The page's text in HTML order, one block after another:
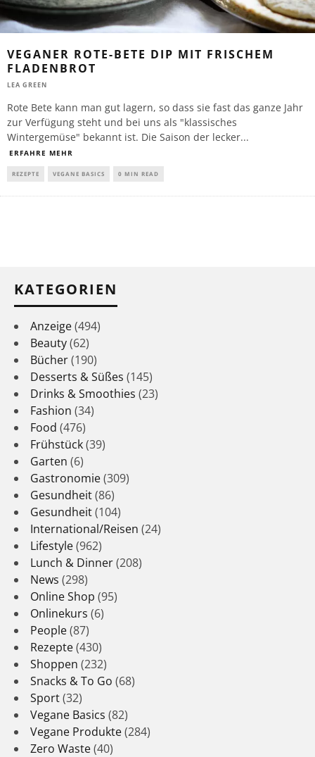
VEGANER ROTE-BETE DIP MIT FRISCHEM
FLADENBROT
LEA GREEN
Rote Bete kann man gut lagern, so dass sie fast das ganze Jahr
zur Verfügung steht und bei uns als "klassisches
Wintergemüse" bekannt ist. Die Saison der lecker...
ERFAHRE MEHR
REZEPTE VEGANE BASICS 0 MIN READ
KATEGORIEN
Anzeige(494)
Beauty(62)
Bücher(190)
Desserts & Süßes (145)
Drinks & Smoothies (23)
Fashion (34)
Food (476)
Frühstück(39)
Garten (6)
Gastronomie(309)
Gesundheit(86)
Gesundheit(104)
International/Reisen (24)
Lifestyle(962)
Lunch & Dinner(208)
News (298)
Online Shop (95)
Onlinekurs (6)
People(87)
Rezepte(430)
Shoppen (232)
Snacks & To Go (68)
Sport(32)
Vegane Basics (82)
Vegane Produkte(284)
Zero Waste(40)